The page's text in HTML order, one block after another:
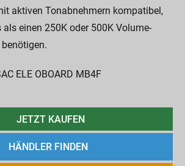
aktiven Tonabnehmern kompatibel,
einen 250K oder 500K Volume-
ELE OBOARD MB4F
JETZT KAUFEN
HÄNDLER FINDEN